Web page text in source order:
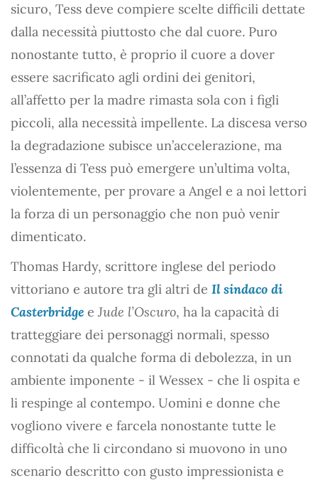
sicuro, Tess deve compiere scelte difficili dettate
dalla necessità piuttosto che dal cuore. Puro
nonostante tutto, è proprio il cuore a dover
essere sacrificato agli ordini dei genitori,
all’affetto per la madre rimasta sola con i figli
piccoli, alla necessità impellente. La discesa verso
la degradazione subisce un’accelerazione, ma
l’essenza di Tess può emergere un’ultima volta,
violentemente, per provare a Angel e a noi lettori
la forza di un personaggio che non può venir
dimenticato.
Thomas Hardy, scrittore inglese del periodo
vittoriano e autore tra gli altri de Il sindaco di
Casterbridge e Jude l’Oscuro, ha la capacità di
tratteggiare dei personaggi normali, spesso
connotati da qualche forma di debolezza, in un
ambiente imponente - il Wessex - che li ospita e
li respinge al contempo. Uomini e donne che
vogliono vivere e farcela nonostante tutte le
difficoltà che li circondano si muovono in uno
scenario descritto con gusto impressionista e